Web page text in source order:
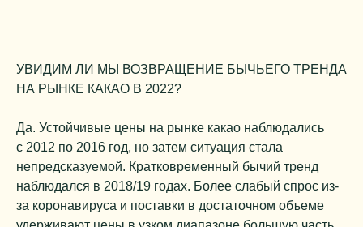
УВИДИМ ЛИ МЫ ВОЗВРАЩЕНИЕ БЫЧЬЕГО ТРЕНДА
НА РЫНКЕ КАКАО В 2022?
Да. Устойчивые цены на рынке какао наблюдались
с 2012 по 2016 год, но затем ситуация стала
непредсказуемой. Кратковременный бычий тренд
наблюдался в 2018/19 годах. Более слабый спрос из-
за коронавируса и поставки в достаточном объеме